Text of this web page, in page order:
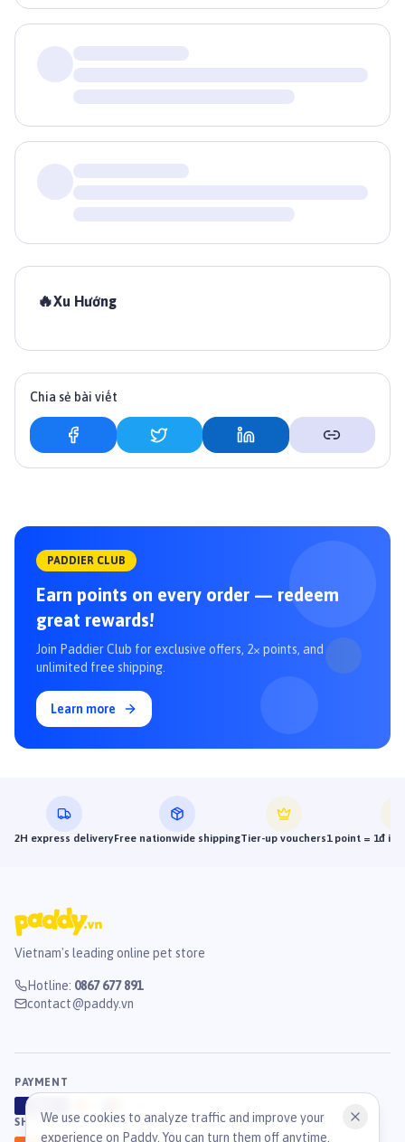
🔥Xu Hướng
Chia sẻ bài viết
PADDIER CLUB
Earn points on every order — redeem
great rewards!
Join Paddier Club for exclusive offers, 2× points, and
unlimited free shipping.
Learn more
2H express deliveryFree nationwide shippingTier-up vouchers1 point = 1đ
Vietnam's leading online pet store
Hotline: 0867 677 891
contact@paddy.vn
PAYMENT
SHIPPINGWe use cookies to analyze traffic and improve your
experience on Paddy. You can turn them off anytime.